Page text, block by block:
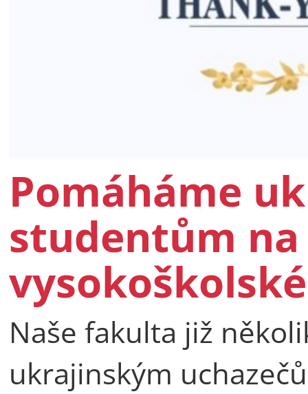
Pomáháme
studentům
Naše fakulta již
ukrajinským